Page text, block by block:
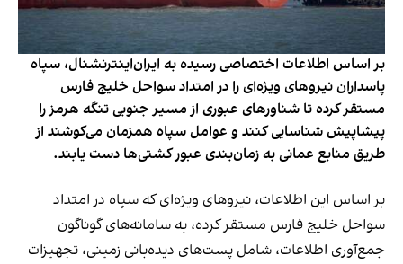
بر اساس اطلاعات اختصاصی رسیده به ایران‌اینترنشنال، سپاه
پاسداران نیروهای ویژه‌ای را در امتداد سواحل خلیج فارس
مستقر کرده تا شناورهای عبوری از مسیر جنوبی تنگه هرمز را
پیشاپیش شناسایی کنند و عوامل سپاه همزمان می‌کوشند از
طریق منابع عمانی به زمان‌بندی عبور کشتی‌ها دست یابند.
بر اساس این اطلاعات، نیروهای ویژه‌ای که سپاه در امتداد
سواحل خلیج فارس مستقر کرده، به سامانه‌های گوناگون
جمع‌آوری اطلاعات، شامل پست‌های دیده‌بانی زمینی، تجهیزات